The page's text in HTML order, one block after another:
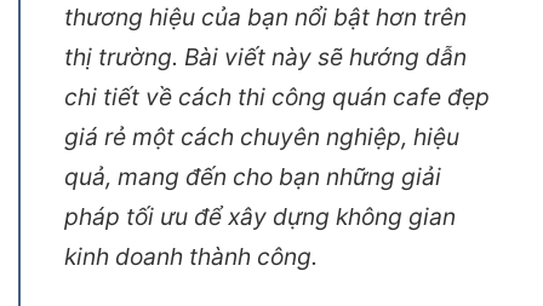
hợp với ngân sách là mục tiêu của
nhiều chủ đầu tư. Không chỉ nâng cao
trải nghiệm khách hàng, những quán
cafe có thiết kế ấn tượng còn giúp
thương hiệu của bạn nổi bật hơn trên
thị trường. Bài viết này sẽ hướng dẫn
chi tiết về cách thi công quán cafe đẹp